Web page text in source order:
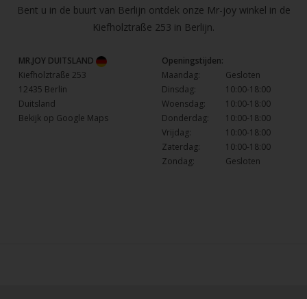
Bent u in de buurt van Berlijn ontdek onze Mr-joy winkel in de
Kiefholztraße 253 in Berlijn.
MR.JOY DUITSLAND
Kiefholztraße 253
12435 Berlin
Duitsland
Bekijk op Google Maps
Openingstijden:
Maandag:
Gesloten
Dinsdag:
10:00-18:00
Woensdag:
10:00-18:00
Donderdag:
10:00-18:00
Vrijdag:
10:00-18:00
Zaterdag:
10:00-18:00
Zondag:
Gesloten